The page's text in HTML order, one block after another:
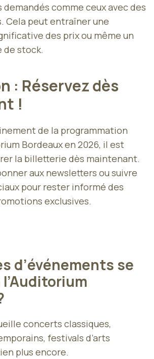
comme ceux avec des
Cela peut entraîner une
des prix ou même un
de stock.
: Réservez dès
!
de la programmation
Bordeaux en 2026, il est
la billetterie dès maintenant.
aux newsletters ou suivre
pour rester informé des
exclusives.
d’événements se
concerts classiques,
festivals d’arts
plus encore.